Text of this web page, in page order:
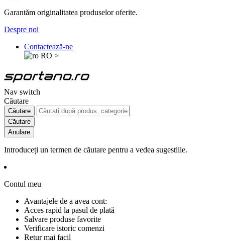
Garantăm originalitatea produselor oferite.
Despre noi
Contactează-ne
RO >
Nav switch
Căutare
Căutare
Căutare
Anulare
Introduceți un termen de căutare pentru a vedea sugestiile.
Contul meu
Avantajele de a avea cont:
Acces rapid la pasul de plată
Salvare produse favorite
Verificare istoric comenzi
Retur mai facil